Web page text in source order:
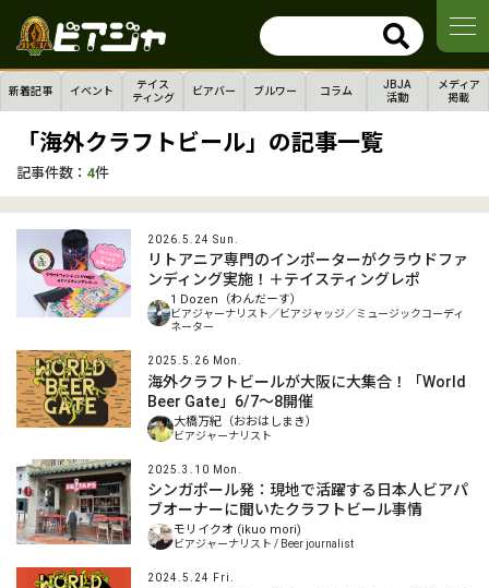
新着記事 イベント
テイス
ティング
ビアバー ブルワー コラム
JBJA
活動
メディア
掲載
「海外クラフトビール」の記事一覧
記事件数： 4件
2026.5.24 Sun.
リトアニア専門のインポーターがクラウドファ
ンディング実施！＋テイスティングレポ
1 Dozen（わんだーす）
ビアジャーナリスト／ビアジャッジ／ミュージックコーディ
ネーター
2025.5.26 Mon.
海外クラフトビールが大阪に大集合！「World
Beer Gate」6/7～8開催
大橋万紀（おおはしまき）
ビアジャーナリスト
2025.3.10 Mon.
シンガポール発：現地で活躍する日本人ビアパ
ブオーナーに聞いたクラフトビール事情
モリイクオ (ikuo mori)
ビアジャーナリスト / Beer journalist
2024.5.24 Fri.